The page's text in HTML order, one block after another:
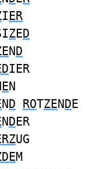
IER
ZED
ND
IER
EN
ND ROTZENDE
NDER
UG
M